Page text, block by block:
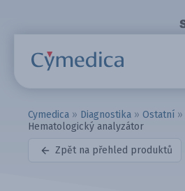
Cymedica » Diagnostika » Ostatní »
Hematologický analyzátor
Zpět na přehled produktů